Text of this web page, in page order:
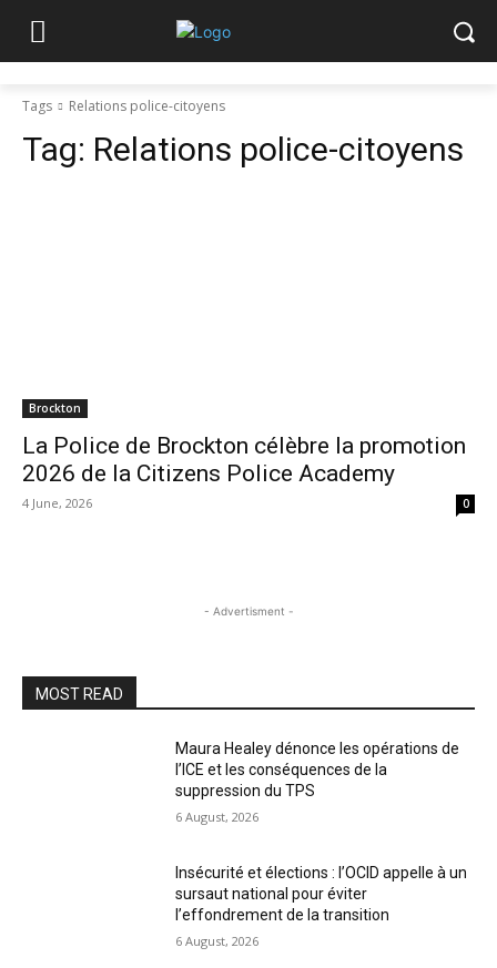
Tags Relations police-citoyens
Tag: Relations police-citoyens
Brockton
La Police de Brockton célèbre la promotion
2026 de la Citizens Police Academy
4 June, 2026 0
- Advertisment -
MOST READ
Maura Healey dénonce les opérations de
l’ICE et les conséquences de la
suppression du TPS
6 August, 2026
Insécurité et élections : l’OCID appelle à un
sursaut national pour éviter
l’effondrement de la transition
6 August, 2026